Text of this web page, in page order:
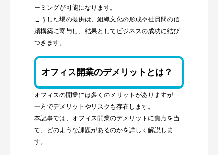
ーミングが可能になります。
こうした場の提供は、組織文化の形成や社員間の信
頼構築に寄与し、結果としてビジネスの成功に結び
つきます。
オフィス開業のデメリットとは？
オフィスの開業には多くのメリットがありますが、
一方でデメリットやリスクも存在します。
本記事では、オフィス開業のデメリットに焦点を当
て、どのような課題があるのかを詳しく解説しま
す。